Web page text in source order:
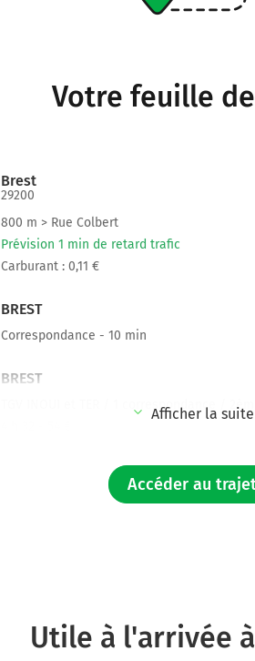
Votre feuille
Brest
29200
800 m > Rue Colbert
Prévision 1 min de retard trafic
Carburant : 0,11 €
BREST
Correspondance - 10 min
BREST
TGV INOUI et TER / 1 correspondance /
1,8 km > Rue de Strasbourg
Afficher la suite
Accéder au
Utile à l'arrivée